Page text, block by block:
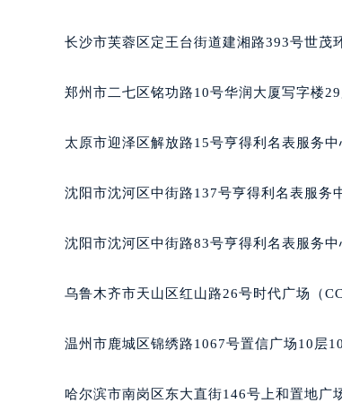
吉林省四平市铁东区紫气
吉林省通化市东昌区环通
辽宁省鞍山市铁东区站前
辽宁省朝阳市双塔区新华
辽宁省抚顺市新抚区东一
辽宁省葫芦岛市连山区中
辽宁省辽阳市白塔区新运
辽宁省铁岭市银州区南马
长沙市芙蓉区定王台街道建湘路393号世茂
郑州市二七区铭功路10号华润大厦写字楼
太原市迎泽区解放路15号亨得利名表服务
沈阳市沈河区中街路137号亨得利名表服务
沈阳市沈河区中街路83号亨得利名表服务
乌鲁木齐市天山区红山路26号时代广场（
温州市鹿城区锦绣路1067号置信广场10层
哈尔滨市南岗区东大直街146号上和置地广